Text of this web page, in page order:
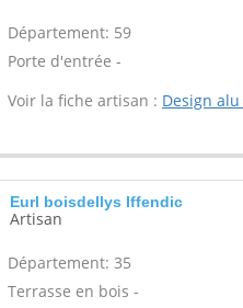
Département: 59
Porte d'entrée -
Voir la fiche artisan : Design
Eurl boisdellys Iffendic
Artisan
Département: 35
Terrasse en bois -